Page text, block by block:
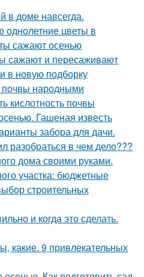
в доме навсегда.
цветы в
сажают осенью
сажают и пересаживают
в новую подборку
почвы народными
кислотность почвы
Гашеная известь
забора для дачи.
разобраться в чем дело???
дома своими руками.
участка: бюджетные
строительных
и когда это сделать.
какие. 9 привлекательных